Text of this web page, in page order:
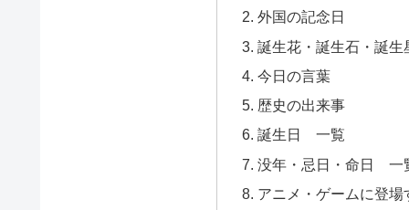
外国の記念日
誕生花・誕生石・誕生
今日の言葉
歴史の出来事
誕生日 一覧
没年・忌日・命日 一
アニメ・ゲームに登